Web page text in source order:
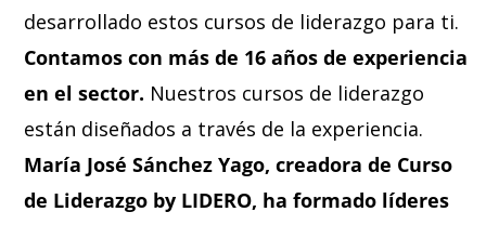
desarrollado estos cursos de liderazgo para ti.
Contamos con más de 16 años de experiencia
en el sector. Nuestros cursos de liderazgo
están diseñados a través de la experiencia.
María José Sánchez Yago, creadora de Curso
de Liderazgo by LIDERO, ha formado líderes